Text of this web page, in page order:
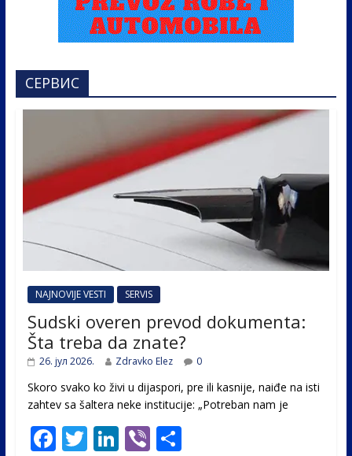
СЕРВИС
NAJNOVIJE VESTI SERVIS
Sudski overen prevod dokumenta:
Šta treba da znate?
26. јул 2026. Zdravko Elez 0
Skoro svako ko živi u dijaspori, pre ili kasnije, naiđe na isti
zahtev sa šaltera neke institucije: „Potreban nam je
F T Li Vi S